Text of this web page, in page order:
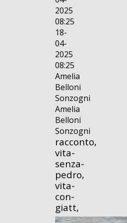
2025
08:25
18-
04-
2025
08:25
Amelia
Belloni
Sonzogni
Amelia
Belloni
Sonzogni
racconto,
vita-
senza-
pedro,
vita-
con-
giatt,